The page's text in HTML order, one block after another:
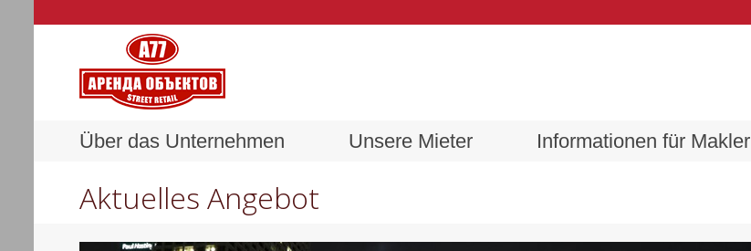
Über das Unternehmen Unsere Mieter Informationen für Makler
Aktuelles Angebot